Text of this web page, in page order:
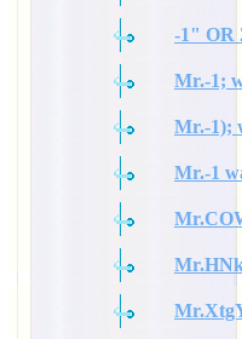
-1" OR
Mr.-1;
Mr.-1);
Mr.-1